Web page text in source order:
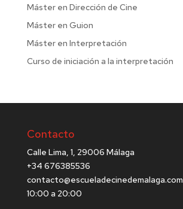
Máster en Dirección de Cine
Máster en Guion
Máster en Interpretación
Curso de iniciación a la interpretación
Contacto
Calle Lima, 1, 29006 Málaga
+34 676385536
contacto@escueladecinedemalaga.com
10:00 a 20:00